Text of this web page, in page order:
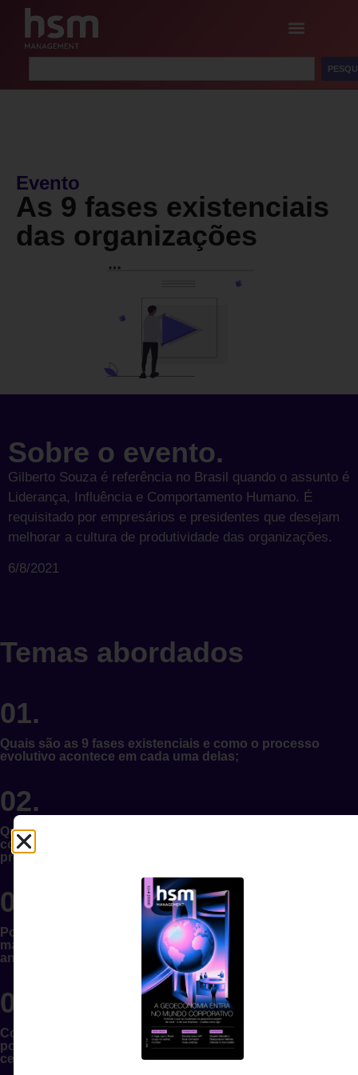
Evento
As 9 fases existenciais
das organizações
Sobre o evento.
Gilberto Souza é referência no Brasil quando o assunto é
Liderança, Influência e Comportamento Humano. É
requisitado por empresários e presidentes que desejam
melhorar a cultura de produtividade das organizações.
6/8/2021
Temas abordados
01.
Quais são as 9 fases existenciais e como o processo
evolutivo acontece em cada uma delas;
02.
Quais são as características específicas de cada fase e
como criar as condições para resolução de seus
problemas;
03.
Por que as soluções de uma empresa que está numa fase
mais complexa não servem para uma empresa de fases
anteriores;
04.
Como analisar o caso de grupos empresariais que
possuem empresas em fases diferentes e como agir neste
cenário;